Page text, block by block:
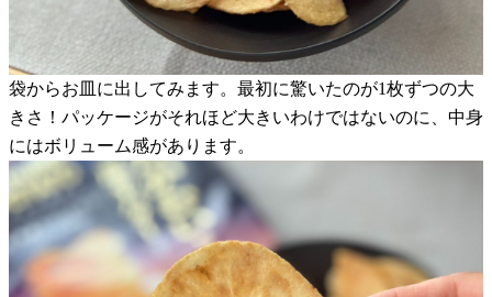
袋からお皿に出してみます。最初に驚いたのが1枚ずつの大
きさ！パッケージがそれほど大きいわけではないのに、中身
にはボリューム感があります。